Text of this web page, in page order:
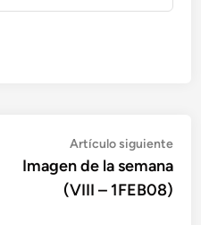
Artículo siguiente
Imagen de la semana
(VIII – 1FEB08)